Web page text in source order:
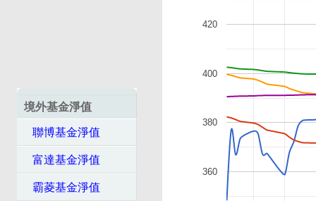
境外基金淨值
聯博基金淨值
富達基金淨值
霸菱基金淨值
360
380
400
420